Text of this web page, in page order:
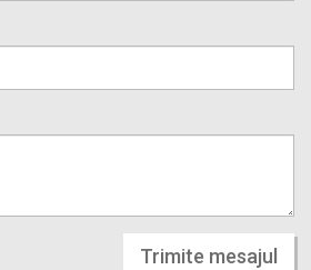
Trimite mesajul